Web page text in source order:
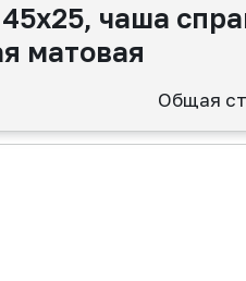
45x25, чаша
матовая
Общая